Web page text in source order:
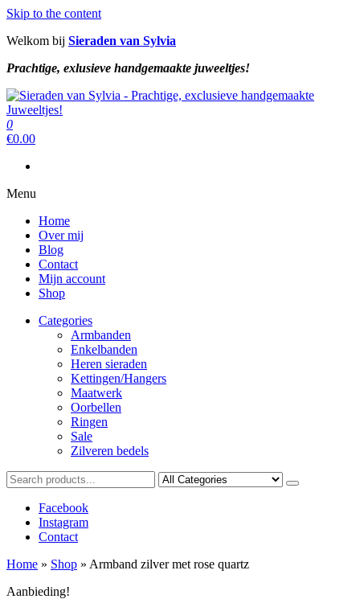
Skip to the content
Welkom bij Sieraden van Sylvia
Prachtige, exlusieve handgemaakte juweeltjes!
Sieraden van Sylvia
Prachtige, exclusieve handgemaakte juweeltjes!
Sieraden van Sylvia
Prachtige, exclusieve handgemaakte juweeltjes!
0
€0.00
Menu
Home
Over mij
Blog
Contact
Mijn account
Shop
Categories
Armbanden
Enkelbanden
Heren sieraden
Kettingen/Hangers
Maatwerk
Oorbellen
Ringen
Sale
Zilveren bedels
Facebook
Instagram
Contact
Home » Shop » Armband zilver met rose quartz
Aanbieding!